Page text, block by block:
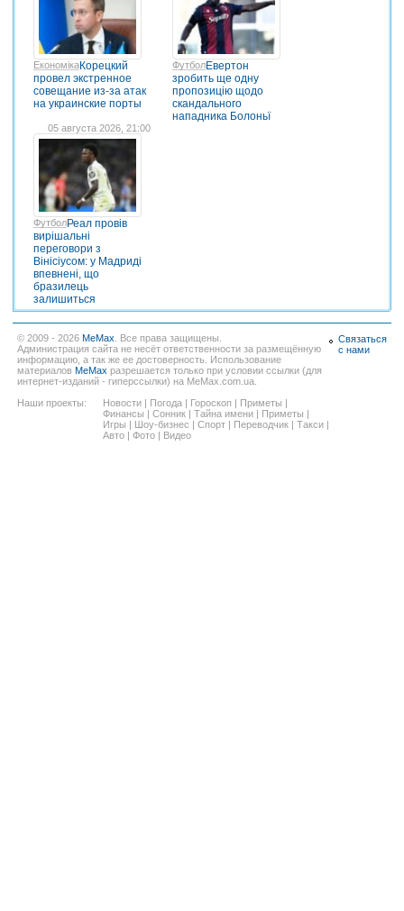
ЕкономікаКорецкий
провел экстренное
совещание из-за атак
на украинские порты
ФутболЕвертон
зробить ще одну
пропозицію щодо
скандального
нападника Болоньї
05 августа 2026, 21:00
ФутболРеал провів
вирішальні
переговори з
Вінісіусом: у Мадриді
впевнені, що
бразилець
залишиться
© 2009 - 2026 MeMax . Все права защищены.
Администрация сайта не несёт ответственности за размещённую
информацию, а так же ее достоверность. Использование
материалов MeMax разрешается только при условии ссылки (для
интернет-изданий - гиперссылки) на MeMax.com.ua.
Наши проекты:
Новости | Погода | Гороскоп | Приметы |
Финансы | Сонник | Тайна имени | Приметы |
Игры | Шоу-бизнес | Спорт | Переводчик | Такси |
Авто | Фото | Видео
Связаться
с нами